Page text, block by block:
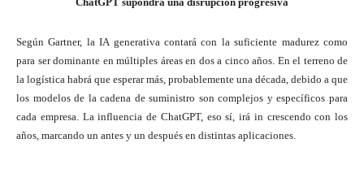
Según Gartner, la IA generativa contará con la suficiente madurez como
para ser dominante en múltiples áreas en dos a cinco años. En el terreno de
la logística habrá que esperar más, probablemente una década, debido a que
los modelos de la cadena de suministro son complejos y específicos para
cada empresa. La influencia de ChatGPT, eso sí, irá in crescendo con los
años, marcando un antes y un después en distintas aplicaciones.